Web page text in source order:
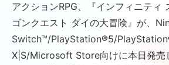
アクションRPG、『インフィニテ
ゴンクエスト ダイの大冒険』が、
Switch™/PlayStation®5/
X|S/Microsoft Store向けに本日発売